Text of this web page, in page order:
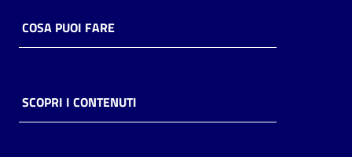
Casa
Piani
COSA PUOI FARE
SCOPRI I CONTENUTI